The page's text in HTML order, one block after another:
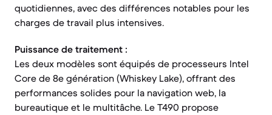
quotidiennes, avec des différences notables pour les
charges de travail plus intensives.
Puissance de traitement :
Les deux modèles sont équipés de processeurs Intel
Core de 8e génération (Whiskey Lake), offrant des
performances solides pour la navigation web, la
bureautique et le multitâche. Le T490 propose